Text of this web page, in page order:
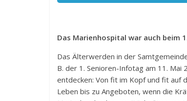
Das Marienhospital war auch beim
Das Älterwerden in der
B. der 1. Senioren-Infotag am 11.
entdecken: Von fit im Kopf und fit auf
Leben bis zu Angeboten, wenn die